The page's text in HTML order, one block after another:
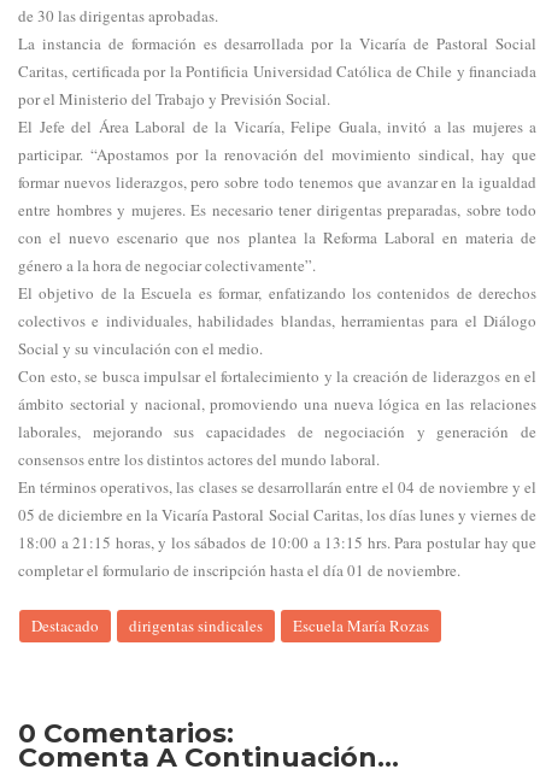
de 30 las dirigentas aprobadas.
La instancia de formación es desarrollada por la Vicaría de Pastoral Social
Caritas, certificada por la Pontificia Universidad Católica de Chile y financiada
por el Ministerio del Trabajo y Previsión Social.
El Jefe del Área Laboral de la Vicaría, Felipe Guala, invitó a las mujeres a
participar. “Apostamos por la renovación del movimiento sindical, hay que
formar nuevos liderazgos, pero sobre todo tenemos que avanzar en la igualdad
entre hombres y mujeres. Es necesario tener dirigentas preparadas, sobre todo
con el nuevo escenario que nos plantea la Reforma Laboral en materia de
género a la hora de negociar colectivamente”.
El objetivo de la Escuela es formar, enfatizando los contenidos de derechos
colectivos e individuales, habilidades blandas, herramientas para el Diálogo
Social y su vinculación con el medio.
Con esto, se busca impulsar el fortalecimiento y la creación de liderazgos en el
ámbito sectorial y nacional, promoviendo una nueva lógica en las relaciones
laborales, mejorando sus capacidades de negociación y generación de
consensos entre los distintos actores del mundo laboral.
En términos operativos, las clases se desarrollarán entre el 04 de noviembre y el
05 de diciembre en la Vicaría Pastoral Social Caritas, los días lunes y viernes de
18:00 a 21:15 horas, y los sábados de 10:00 a 13:15 hrs. Para postular hay que
completar el formulario de inscripción hasta el día 01 de noviembre.
Destacado dirigentas sindicales Escuela María Rozas
0 Comentarios:
Comenta A Continuación...